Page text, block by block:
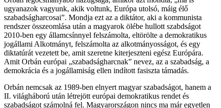
ugyanazok vagyunk, akik voltunk, Európa utolsó, máig élő
szabadságharcosai”. Mondja ezt az a diktátor, aki a kommunista
rendszer összeomlása után a magyarok ölébe hullott szabdságot
2010-ben egy államcsínnyel felszámolta, eltörölte a demokratikus
jogállami Alkotmányt, felszámolta az alkotmányosságot, és egy
diktatúrát vezetett be, amit szeretne kiterjeszteni egész Európára.
Amit Orbán európai „szabadságharcnak” nevez, az a szabadság, a
demokrácia és a jogállamiság ellen indított fasiszta támadás.
Orbán nemcsak az 1989-ben elnyert magyar szabadságot, hanem a
II. világháború után létrejött európai demokratikus rendet és
szabadságot számolná fel. Magyarországon nincs ma már egyetlen